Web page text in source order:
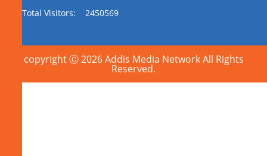
Total Visitors: 2450569
copyright Ⓒ 2026 Addis Media Network All Rights
Reserved.